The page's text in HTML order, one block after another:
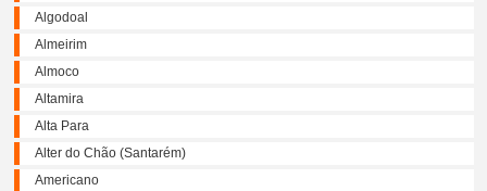
Algodoal
Almeirim
Almoco
Altamira
Alta Para
Alter do Chão (Santarém)
Americano